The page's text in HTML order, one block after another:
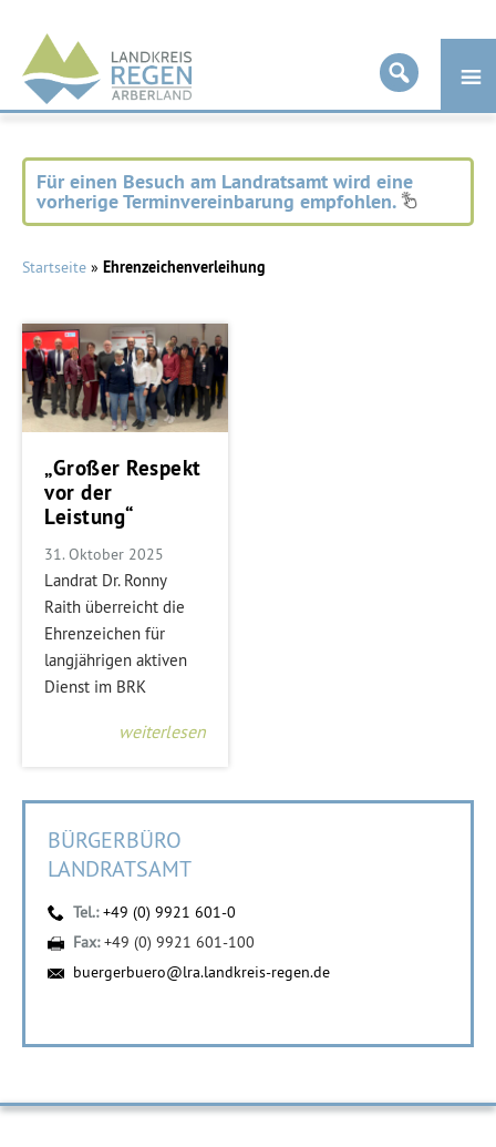
Landkreis
Regen
Für einen Besuch am Landratsamt wird eine
vorherige Terminvereinbarung empfohlen.
Startseite » Ehrenzeichenverleihung
„Großer Respekt
vor der
Leistung“
31. Oktober 2025
Landrat Dr. Ronny
Raith überreicht die
Ehrenzeichen für
langjährigen aktiven
Dienst im BRK
weiterlesen
BÜRGERBÜRO
LANDRATSAMT
Tel.:+49 (0) 9921 601-0
Fax:+49 (0) 9921 601-100
buergerbuero@lra.landkreis-regen.de